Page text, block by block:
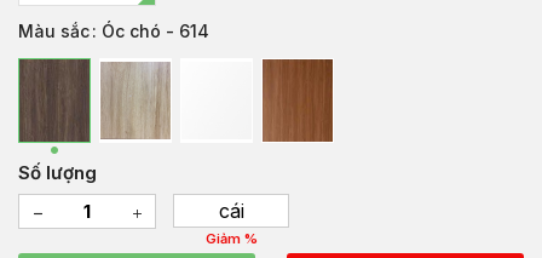
Màu sắc: Óc chó - 614
Số lượng
cái
Giảm %